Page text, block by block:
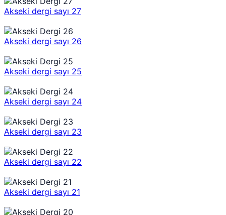
Akseki dergi sayı 27
Akseki dergi sayı 26
Akseki dergi sayı 25
Akseki dergi sayı 24
Akseki dergi sayı 23
Akseki dergi sayı 22
Akseki dergi sayı 21